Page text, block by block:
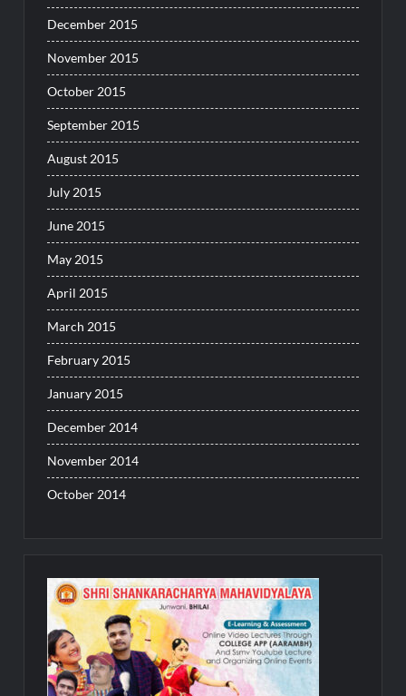
December 2015
November 2015
October 2015
September 2015
August 2015
July 2015
June 2015
May 2015
April 2015
March 2015
February 2015
January 2015
December 2014
November 2014
October 2014